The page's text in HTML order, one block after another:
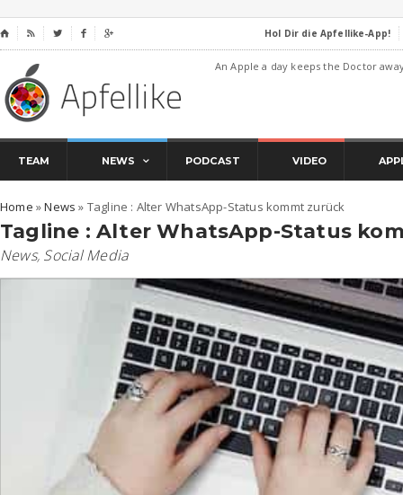
⌂     Hol Dir die Apfellike-App!
An Apple a day keeps the Doctor
TEAM NEWS PODCAST VIDEO
Home »News » Tagline : Alter WhatsApp-Status kommt zurück
Tagline : Alter WhatsApp-Status
News, Social Media